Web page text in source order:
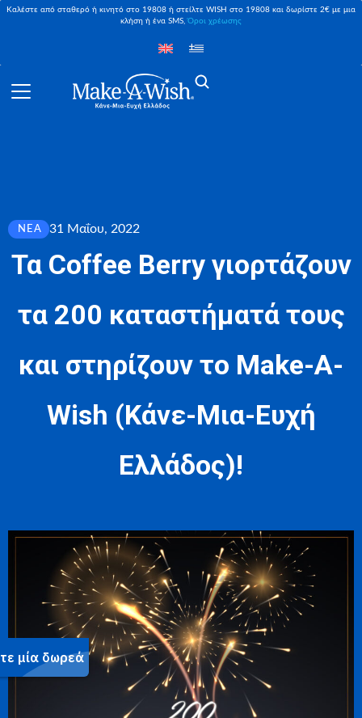
Καλέστε από σταθερό ή κινητό στο 19808 ή στείλτε WISH στο 19808 και δωρίστε 2€ με μια
κλήση ή ένα SMS,Όροι χρέωσης
ΝΈΑ 31 Μαΐου, 2022
Τα Coffee Berry γιορτάζουν
τα 200 καταστήματά τους
και στηρίζουν το Make-A-
Wish (Κάνε-Μια-Ευχή
Ελλάδος)!